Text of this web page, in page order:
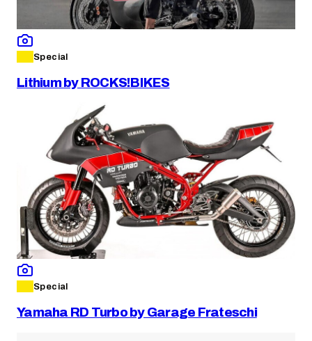
Special
Lithium by ROCKS!BIKES
Special
Yamaha RD Turbo by Garage Frateschi